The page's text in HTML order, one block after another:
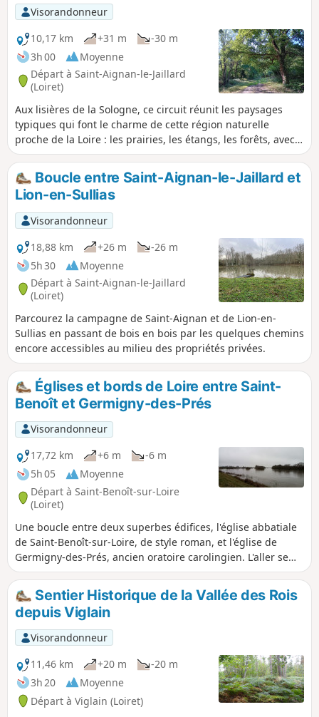
Visorandonneur
10,17 km
+31 m
-30 m
3h 00
Moyenne
Départ à Saint-Aignan-le-Jaillard
(Loiret)
Aux lisières de la Sologne, ce circuit réunit les paysages
typiques qui font le charme de cette région naturelle
proche de la Loire : les prairies, les étangs, les forêts, avec
des cultures intercalées et de jolies maisons en brique. La
petite rivière de la Sange l'anime et lui donne un petit peu
relief. Balisé jaune, cet itinéraire est aussi fléché par endroit
"PR® de la Vallée de la Sange - P 11". Malgré deux portions
sur la route, ce circuit est constitué de 70% de chemins non
revêtus.
Boucle entre Saint-Aignan-le-Jaillard et
Lion-en-Sullias
Visorandonneur
18,88 km
+26 m
-26 m
5h 30
Moyenne
Départ à Saint-Aignan-le-Jaillard
(Loiret)
Parcourez la campagne de Saint-Aignan et de Lion-en-
Sullias en passant de bois en bois par les quelques chemins
encore accessibles au milieu des propriétés privées.
Églises et bords de Loire entre Saint-
Benoît et Germigny-des-Prés
Visorandonneur
17,72 km
+6 m
-6 m
5h 05
Moyenne
Départ à Saint-Benoît-sur-Loire
(Loiret)
Une boucle entre deux superbes édifices, l'église abbatiale
de Saint-Benoît-sur-Loire, de style roman, et l'église de
Germigny-des-Prés, ancien oratoire carolingien. L'aller se
déroule dans la campagne, principalement sur de petites
routes peu passantes. Le retour s'effectue en bord de Loire,
avec une alternance de bons chemins et de pistes cyclables.
Sentier Historique de la Vallée des Rois
depuis Viglain
Visorandonneur
11,46 km
+20 m
-20 m
3h 20
Moyenne
Départ à Viglain (Loiret)